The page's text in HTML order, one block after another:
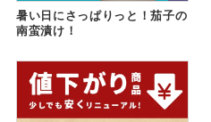
暑い日にさっぱりっと！茄子の
南蛮漬け！